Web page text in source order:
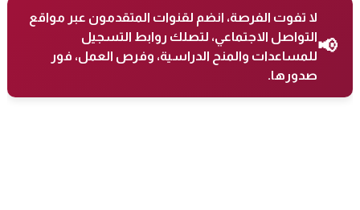
📢
لا تفوت الفرصة، انضم لقنوات المتقدمون عبر مواقع
التواصل الاجتماعي، لتصلك روابط التسجيل
للمساعدات والمنح الدراسية، وفرص العمل، فور
صدورها.